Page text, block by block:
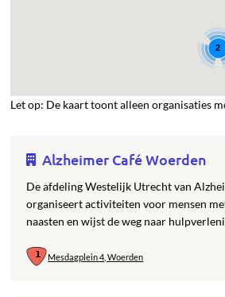
2
Let op: De kaart toont alleen organisaties
Alzheimer Café Woerden
De afdeling Westelijk Utrecht van
organiseert activiteiten voor mensen
naasten en wijst de weg naar
Mesdagplein 4, Woerden